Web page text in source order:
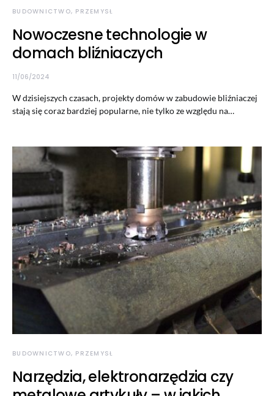
BUDOWNICTWO, PRZEMYSŁ
Nowoczesne technologie w
domach bliźniaczych
11/06/2024
W dzisiejszych czasach, projekty domów w zabudowie bliźniaczej
stają się coraz bardziej popularne, nie tylko ze względu na…
BUDOWNICTWO, PRZEMYSŁ
Narzędzia, elektronarzędzia czy